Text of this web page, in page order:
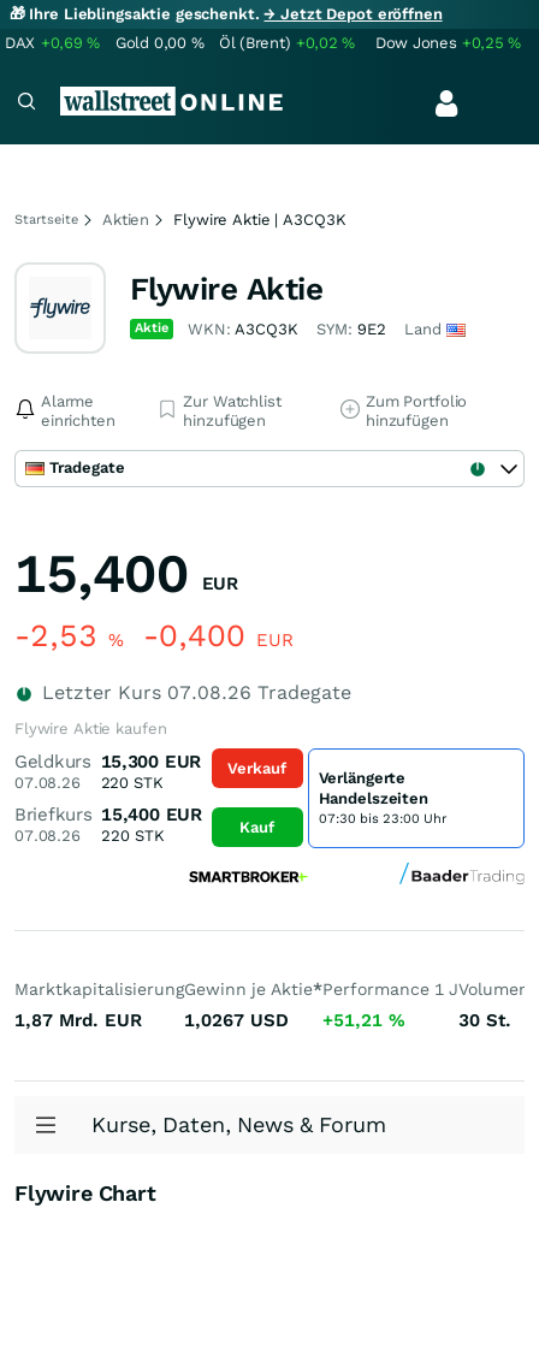
🎁 Ihre Lieblingsaktie geschenkt.→ Jetzt Depot eröffnen
DAX +0,69% Gold 0,00 % Öl (Brent) +0,02% Dow Jones +0,25%
Startseite Aktien Flywire Aktie | A3CQ3K
Flywire Aktie
Aktie WKN:A3CQ3K SYM: 9E2 Land
Alarme
einrichten
Zur Watchlist
hinzufügen
Zum Portfolio
hinzufügen
Tradegate
15,400 EUR
-2,53 % -0,400 EUR
Letzter Kurs 07.08.26 Tradegate
Flywire Aktie kaufen
Geldkurs
07.08.26
15,300 EUR
220 STK
Briefkurs
07.08.26
15,400 EUR
220STK
Verkauf
Kauf
Verlängerte
Handelszeiten
07:30 bis 23:00 Uhr
Marktkapitalisierung
1,87 Mrd. EUR
Gewinn je Aktie*
1,0267 USD
Performance 1 J
+51,21 %
Volumen
30 St.
Kurse, Daten, News & Forum
Flywire Chart